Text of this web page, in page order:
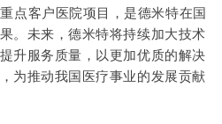
点客户医院项目，是德米特在国
。未来，德米特将持续加大技术
升服务质量，以更加优质的解决
为推动我国医疗事业的发展贡献